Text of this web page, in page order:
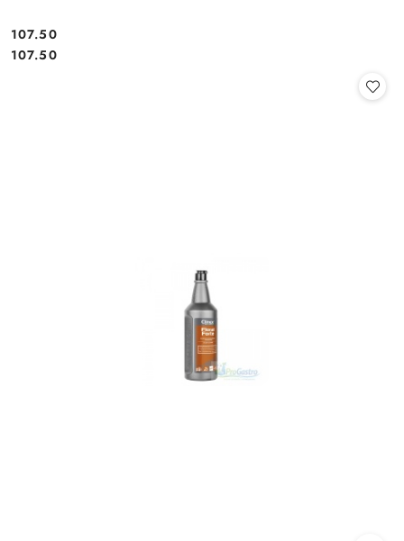
Cena:
107.50
Cena:
107.50